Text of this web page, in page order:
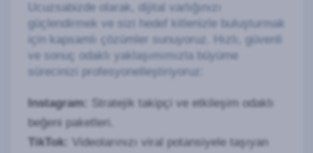
Ucuzsabizde olarak, dijital varlığınızı
güçlendirmek ve sizi hedef kitlenizle buluşturmak
için kapsamlı çözümler sunuyoruz. Hızlı, güvenli
ve sonuç odaklı yaklaşımımızla büyüme
sürecinizi profesyonelleştiriyoruz:
Instagram:
Stratejik takipçi ve etkileşim odaklı
beğeni paketleri.
TikTok:
Videolarınızı viral potansiyele taşıyan